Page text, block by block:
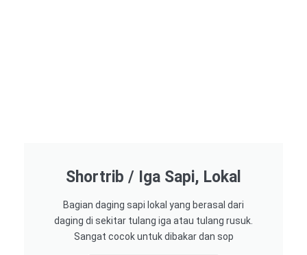
Shortrib / Iga Sapi, Lokal
Bagian daging sapi lokal yang berasal dari
daging di sekitar tulang iga atau tulang rusuk.
Sangat cocok untuk dibakar dan sop